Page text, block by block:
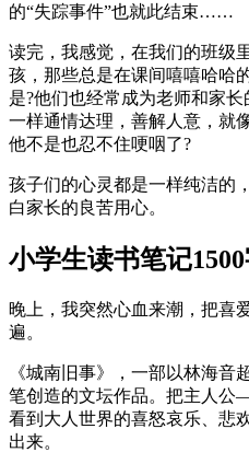
的“失踪事件”也就此结束……
读完，我感觉，在我们的班级
孩，那些总是在课间嘻嘻哈哈
是?他们也经常成为老师和家
一样通情达理，善解人意，就
他不是也忍不住哽咽了?
孩子们的心灵都是一样纯洁的
白家长的良苦用心。
小学生读书笔记
晚上，我突然心血来潮，把喜
遍。
《城南旧事》，一部以林海音
笔创造的文坛作品。把主人
看到大人世界的喜怒哀乐、悲
出来。